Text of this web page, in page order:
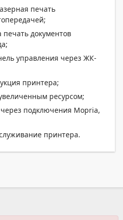
печать
документов
управления через ЖК-
принтера;
ресурсом;
подключения Mopria,
принтера.